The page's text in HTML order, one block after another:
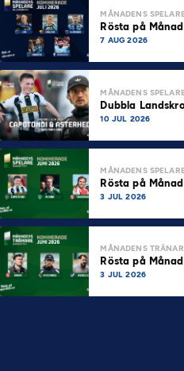
MÅNADENS
Rösta på
7 AUG 2026
MÅNADENS SPELARE
Dubbla
10 JUL 2026
MÅNADENS
Rösta på
3 JUL 2026
MÅNADENS
Rösta på
3 JUL 2026